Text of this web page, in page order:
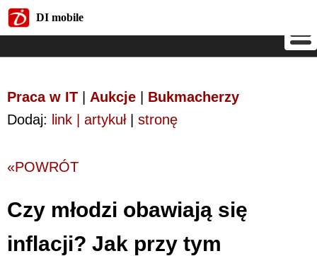
DI mobile
Praca w IT Aukcje
Bukmacherzy
Dodaj: link | artykuł| stronę
«POWRÓT
Czy młodzi obawiają się
inflacji? Jak przy tym
DI mobile